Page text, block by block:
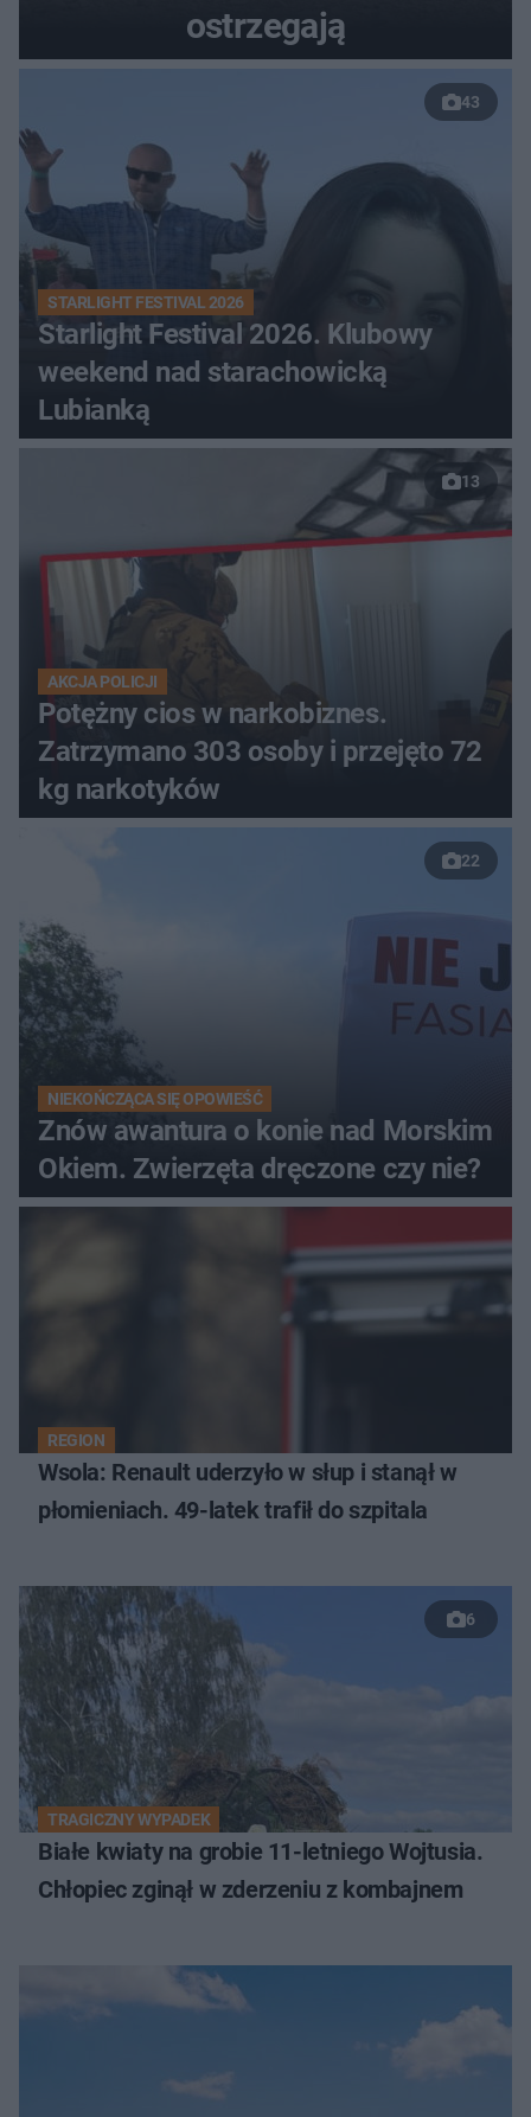
ostrzegają
43
STARLIGHT FESTIVAL 2026
Starlight Festival 2026. Klubowy
weekend nad starachowicką
Lubianką
13
AKCJA POLICJI
Potężny cios w narkobiznes.
Zatrzymano 303 osoby i przejęto 72
kg narkotyków
22
NIEKOŃCZĄCA SIĘ OPOWIEŚĆ
Znów awantura o konie nad Morskim
Okiem. Zwierzęta dręczone czy nie?
REGION
Wsola: Renault uderzyło w słup i stanął w
płomieniach. 49-latek trafił do szpitala
6
TRAGICZNY WYPADEK
Białe kwiaty na grobie 11-letniego Wojtusia.
Chłopiec zginął w zderzeniu z kombajnem